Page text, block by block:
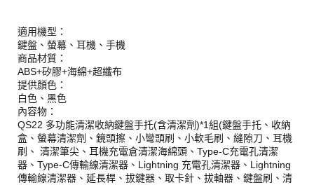
適用機型：
鍵盤、螢幕、耳機、手機
商品材質：
ABS+矽膠+海綿+超纖布
提供顏色：
白色、黑色
內容物：
QS22 多功能清潔收納鍵盤手托(含清潔劑)*1組(鍵盤手托、收納
盒、螢幕清潔劑、鏡頭擦、小彎頭刷、小軟毛刷、縫隙刀、耳機
刷、 清潔筆尖、耳機充電倉清潔海綿頭、Type-C充電孔清潔
器、Type-C傳輸線清潔器、Lightning 充電孔清潔器、Lightning
傳輸線清潔器、延長桿、拔鍵器、取卡針、拔軸器、鍵盤刷、清